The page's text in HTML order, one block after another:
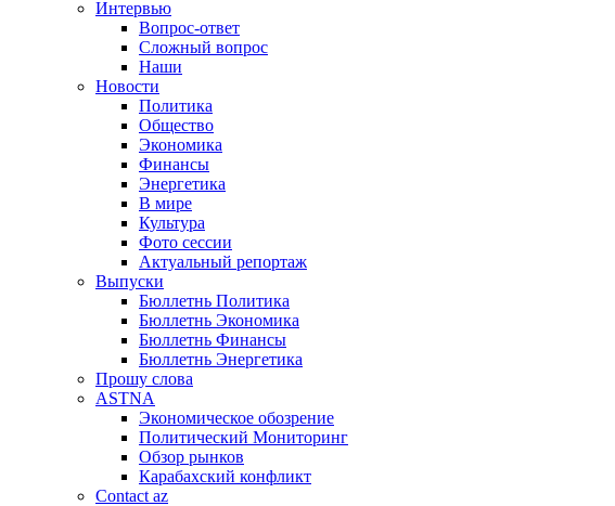
Интервью
Вопрос-ответ
Сложный вопрос
Наши
Новости
Политика
Общество
Экономика
Финансы
Энергетика
В мире
Культура
Фото сессии
Актуальный репортаж
Выпуски
Бюллетнь Политика
Бюллетнь Экономика
Бюллетнь Финансы
Бюллетнь Энергетика
Прошу слова
ASTNA
Экономическое обозрение
Политический Мониторинг
Обзор рынков
Карабахский конфликт
Contact az